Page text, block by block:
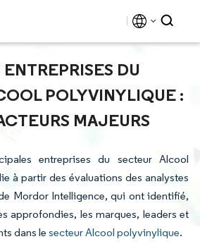
DU
POLYVINYLIQUE :
MAJEURS
entreprises du secteur Alcool
à partir des évaluations des analystes
Mordor Intelligence, qui ont identifié,
approfondies, les marques, leaders et
dans le secteur Alcool polyvinylique.